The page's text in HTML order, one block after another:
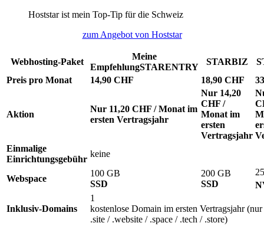
Hoststar ist mein Top-Tip für die Schweiz
zum Angebot von Hoststar
Webhosting-Paket
Meine
EmpfehlungSTARENTRY
STARBIZ
Preis pro Monat
14,90 CHF 18,90 CHF
Aktion
Nur 11,20 CHF / Monat im
ersten Vertragsjahr
Nur 14,20
CHF /
Monat im
ersten
Vertragsjahr
Einmalige
Einrichtungsgebühr
keine
Webspace
100 GB
SSD
200 GB
SSD
Inklusiv-Domains
1
kostenlose Domain im ersten Vertragsjahr
.site / .website / .space / .tech / .store)